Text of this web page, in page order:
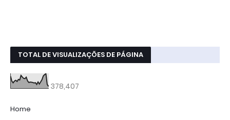
TOTAL DE VISUALIZAÇÕES DE PÁGINA
378,407
Home